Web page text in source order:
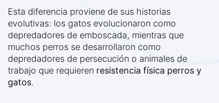
Esta diferencia proviene de sus historias
evolutivas: los gatos evolucionaron como
depredadores de emboscada, mientras que
muchos perros se desarrollaron como
depredadores de persecución o animales de
trabajo que requieren resistencia física perros y
gatos.